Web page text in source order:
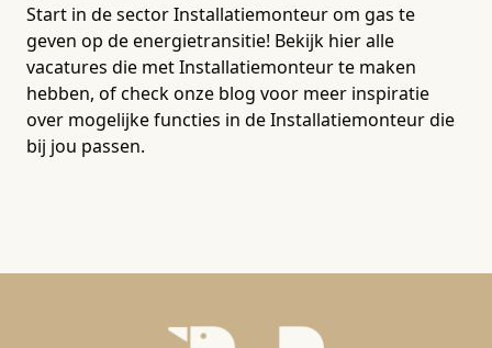
Start in de sector Installatiemonteur om gas te
geven op de energietransitie! Bekijk hier alle
vacatures die met Installatiemonteur te maken
hebben, of check onze blog voor meer inspiratie
over mogelijke functies in de Installatiemonteur die
bij jou passen.